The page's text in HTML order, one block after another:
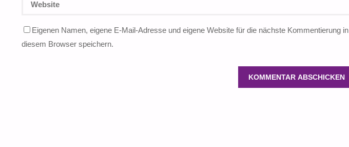
Eigenen Namen, eigene E-Mail-Adresse und eigene Website für die nächste Kommentierung in
diesem Browser speichern.